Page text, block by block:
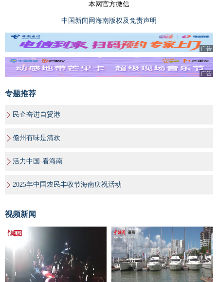
本网官方微信
中国新闻网海南版权及免责声明
广告
广告
专题推荐
民企奋进自贸港
儋州有味是清欢
活力中国·看海南
2025年中国农民丰收节海南庆祝活动
视频新闻